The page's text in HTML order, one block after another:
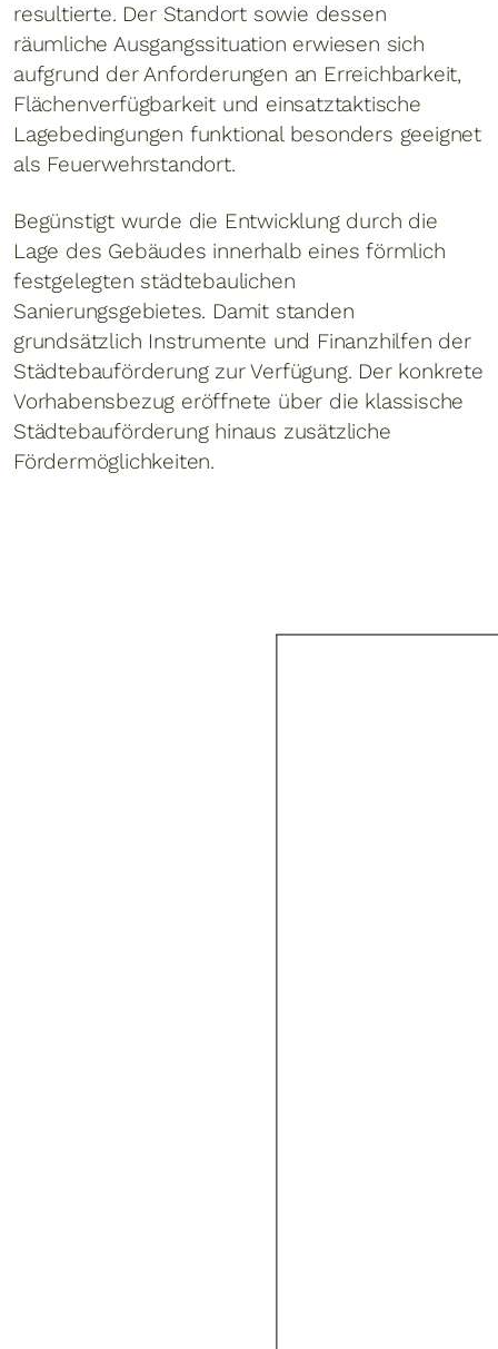
resultierte. Der Standort sowie dessen
räumliche Ausgangssituation erwiesen sich
aufgrund der Anforderungen an Erreichbarkeit,
Flächenverfügbarkeit und einsatztaktische
Lagebedingungen funktional besonders geeignet
als Feuerwehrstandort.
Begünstigt wurde die Entwicklung durch die
Lage des Gebäudes innerhalb eines förmlich
festgelegten städtebaulichen
Sanierungsgebietes. Damit standen
grundsätzlich Instrumente und Finanzhilfen der
Städtebauförderung zur Verfügung. Der konkrete
Vorhabensbezug eröffnete über die klassische
Städtebauförderung hinaus zusätzliche
Fördermöglichkeiten.